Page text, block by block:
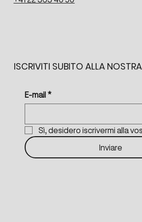
ISCRIVITI SUBITO ALLA
E-mail *
Sì, desidero iscrivermi alla
Inviare